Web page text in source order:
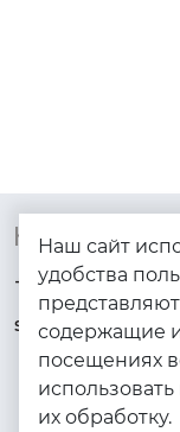
Контакты
+7 (925) 144-64-
Наш сайт
удобства
содержащие
посещениях
их обработку.